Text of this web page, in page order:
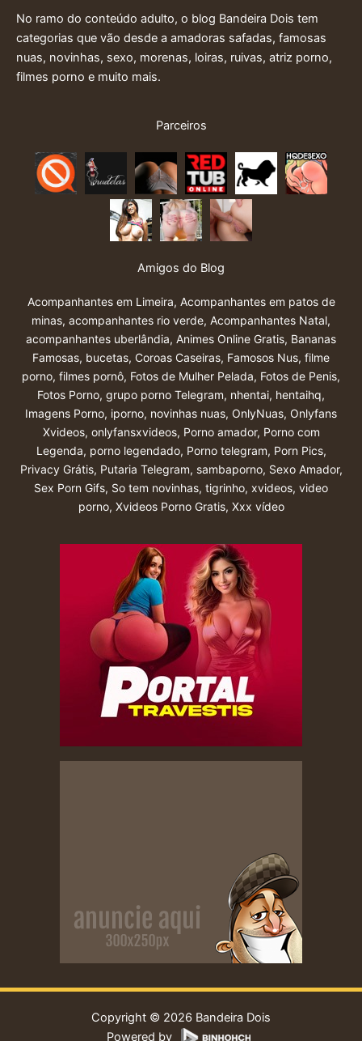
No ramo do conteúdo adulto, o blog Bandeira Dois tem
categorias que vão desde a amadoras safadas, famosas
nuas, novinhas, sexo, morenas, loiras, ruivas, atriz porno,
filmes porno e muito mais.
Parceiros
Amigos do Blog
Acompanhantes em Limeira, Acompanhantes em patos de
minas, acompanhantes rio verde, Acompanhantes Natal,
acompanhantes uberlândia, Animes Online Gratis, Bananas
Famosas, bucetas, Coroas Caseiras, Famosos Nus, filme
porno, filmes pornô, Fotos de Mulher Pelada, Fotos de Penis,
Fotos Porno, grupo porno Telegram, nhentai, hentaihq,
Imagens Porno, iporno, novinhas nuas, OnlyNuas, Onlyfans
Xvideos, onlyfansxvideos, Porno amador, Porno com
Legenda, porno legendado, Porno telegram, Porn Pics,
Privacy Grátis, Putaria Telegram, sambaporno, Sexo Amador,
Sex Porn Gifs, So tem novinhas, tigrinho, xvideos, video
porno, Xvideos Porno Gratis, Xxx vídeo
Copyright © 2026 Bandeira Dois
Powered by